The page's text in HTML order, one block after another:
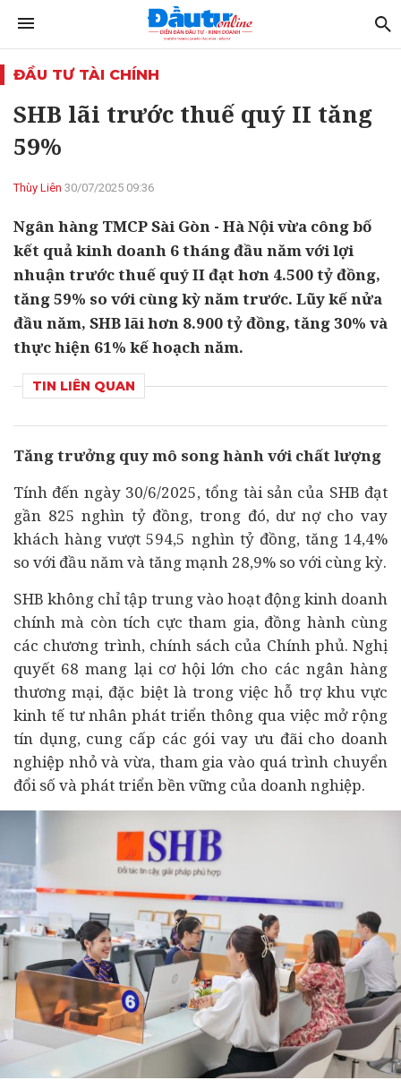
ĐẦU TƯ TÀI CHÍNH
SHB lãi trước thuế quý II tăng
59%
Thùy Liên 30/07/2025 09:36
Ngân hàng TMCP Sài Gòn - Hà Nội vừa công bố
kết quả kinh doanh 6 tháng đầu năm với lợi
nhuận trước thuế quý II đạt hơn 4.500 tỷ đồng,
tăng 59% so với cùng kỳ năm trước. Lũy kế nửa
đầu năm, SHB lãi hơn 8.900 tỷ đồng, tăng 30% và
thực hiện 61% kế hoạch năm.
TIN LIÊN QUAN
Tăng trưởng quy mô song hành với chất lượng
Tính đến ngày 30/6/2025, tổng tài sản của SHB đạt
gần 825 nghìn tỷ đồng, trong đó, dư nợ cho vay
khách hàng vượt 594,5 nghìn tỷ đồng, tăng 14,4%
so với đầu năm và tăng mạnh 28,9% so với cùng kỳ.
SHB không chỉ tập trung vào hoạt động kinh doanh
chính mà còn tích cực tham gia, đồng hành cùng
các chương trình, chính sách của Chính phủ. Nghị
quyết 68 mang lại cơ hội lớn cho các ngân hàng
thương mại, đặc biệt là trong việc hỗ trợ khu vực
kinh tế tư nhân phát triển thông qua việc mở rộng
tín dụng, cung cấp các gói vay ưu đãi cho doanh
nghiệp nhỏ và vừa, tham gia vào quá trình chuyển
đổi số và phát triển bền vững của doanh nghiệp.